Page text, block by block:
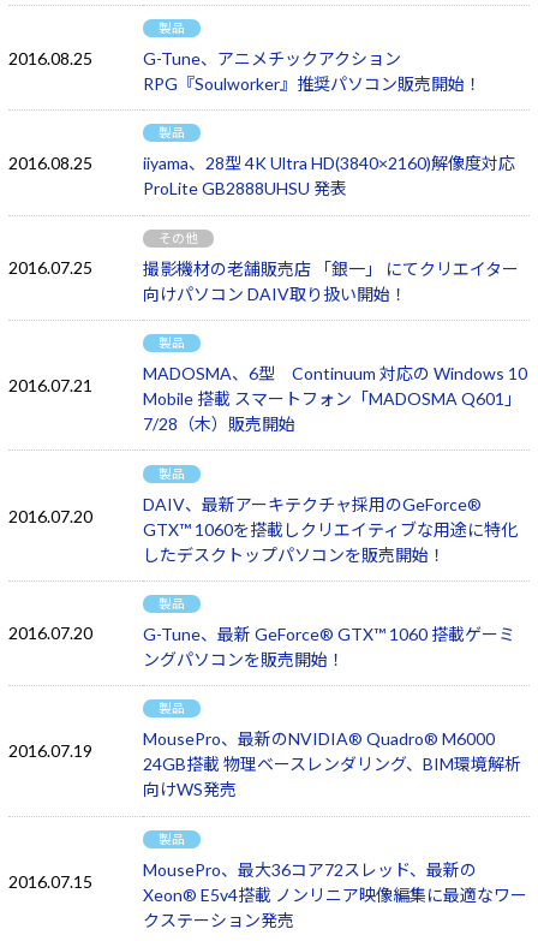
2016.08.25
製品
G-Tune、アニメチックアクション
RPG『Soulworker』推奨パソコン販売開始！
2016.08.25
製品
iiyama、28型 4K Ultra HD(3840×2160)解像度対応
ProLite GB2888UHSU 発表
2016.07.25
その他
撮影機材の老舗販売店 「銀一」 にてクリエイター
向けパソコン DAIV取り扱い開始！
2016.07.21
製品
MADOSMA、6型 Continuum 対応の Windows 10
Mobile 搭載 スマートフォン「MADOSMA Q601」
7/28（木）販売開始
2016.07.20
製品
DAIV、最新アーキテクチャ採用のGeForce®
GTX™ 1060を搭載しクリエイティブな用途に特化
したデスクトップパソコンを販売開始！
2016.07.20
製品
G-Tune、最新 GeForce® GTX™ 1060 搭載ゲーミ
ングパソコンを販売開始！
2016.07.19
製品
MousePro、最新のNVIDIA® Quadro® M6000
24GB搭載 物理ベースレンダリング、BIM環境解析
向けWS発売
2016.07.15
製品
MousePro、最大36コア72スレッド、最新の
Xeon® E5v4搭載 ノンリニア映像編集に最適なワー
クステーション発売